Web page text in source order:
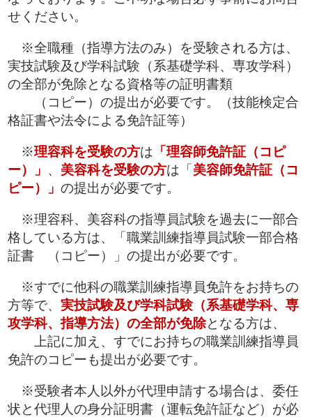
せください。
※全職種（指導方法のみ）を受験される方は、
実技試験及び学科試験（系基礎学科、専攻学科）
の全部が免除となる資格等の証明書類
（コピー）の提出が必要です。（技能検定合
格証書や法令による免許証等）
※理容科を受験の方は 「理容師免許証（コピ
ー）」 、 美容科を受験の方は「美容師免許証（コ
ピー）」 の提出が必要です。
※理容科、美容科の指導員試験を過去に一部合
格している方は、「職業訓練指導員試験一部合格
証書 （コピー）」の提出が必要です。
※すでに他科の職業訓練指導員免許をお持ちの
方等で、 実技試験及び学科試験（系基礎学科、専
攻学科、指導方法）の全部が免除となる方は、
上記に加え、すでにお持ちの職業訓練指導員
免許のコピーも提出が必要です。
※受験者本人以外が代理申請する場合は、委任
状と代理人の身分証明書（運転免許証など）が必